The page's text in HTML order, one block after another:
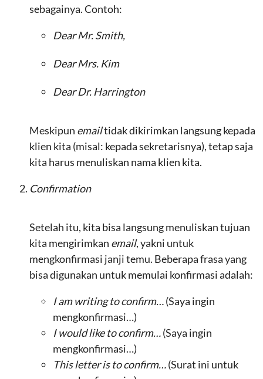
sebagainya. Contoh:
Dear Mr. Smith,
Dear Mrs. Kim
Dear Dr. Harrington
Meskipun emailtidak dikirimkan langsung kepada
klien kita (misal: kepada sekretarisnya), tetap saja
kita harus menuliskan nama klien kita.
Confirmation
Setelah itu, kita bisa langsung menuliskan tujuan
kita mengirimkan email, yakni untuk
mengkonfirmasi janji temu. Beberapa frasa yang
bisa digunakan untuk memulai konfirmasi adalah:
I am writing to confirm…(Saya ingin
mengkonfirmasi…)
I would like to confirm…(Saya ingin
mengkonfirmasi…)
This letter is to confirm…(Surat ini untuk